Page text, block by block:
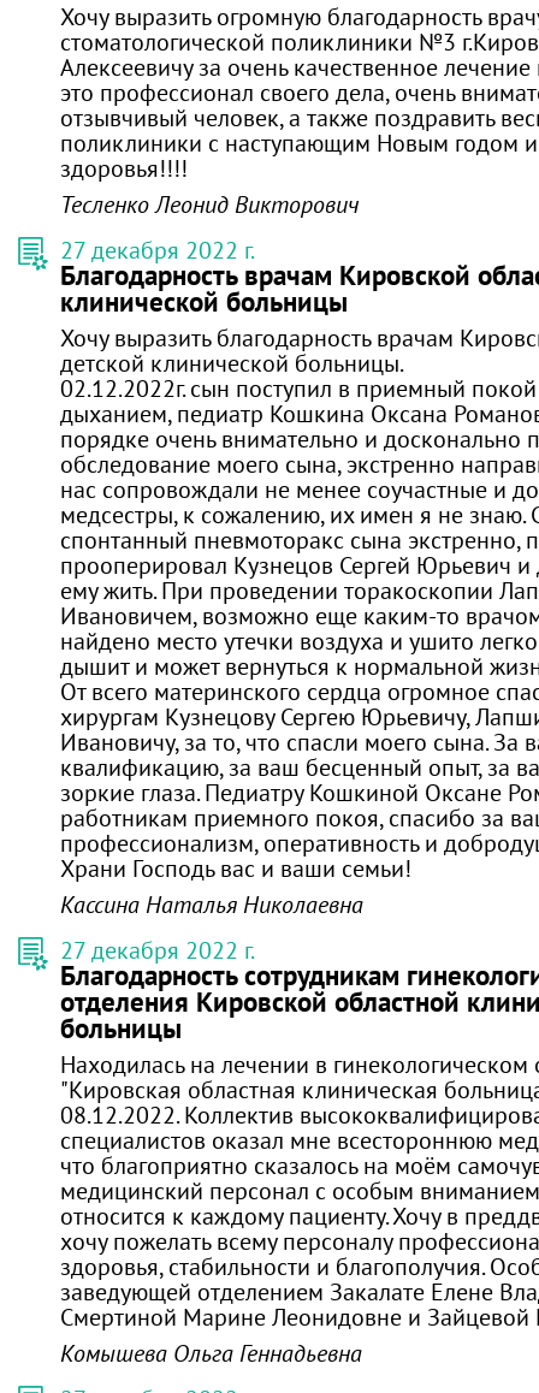
Хочу выразить огромную благодарность
стоматологической поликлиники №3
Алексеевичу за очень качественное
это профессионал своего дела, очень
отзывчивый человек, а также поздравить
поликлиники с наступающим Новым годом
здоровья!!!!
Тесленко Леонид Викторович
27 декабря 2022 г.
Благодарность врачам Кировской
клинической больницы
Хочу выразить благодарность врачам
детской клинической больницы.
02.12.2022г. сын поступил в приемный
дыханием, педиатр Кошкина Оксана
порядке очень внимательно и досконально
обследование моего сына, экстренно
нас сопровождали не менее соучастные и
медсестры, к сожалению, их имен я не знаю.
спонтанный пневмоторакс сына экстренно,
прооперировал Кузнецов Сергей Юрьевич и
ему жить. При проведении торакоскопии
Ивановичем, возможно еще каким-то
найдено место утечки воздуха и ушито
дышит и может вернуться к нормальной
От всего материнского сердца огромное
хирургам Кузнецову Сергею Юрьевичу,
Ивановичу, за то, что спасли моего сына. За
квалификацию, за ваш бесценный опыт, за
зоркие глаза. Педиатру Кошкиной Оксане
работникам приемного покоя, спасибо за
профессионализм, оперативность и
Храни Господь вас и ваши семьи!
Кассина Наталья Николаевна
27 декабря 2022 г.
Благодарность сотрудникам
отделения Кировской областной
больницы
Находилась на лечении в
"Кировская областная клиническая
08.12.2022. Коллектив
специалистов оказал мне всестороннюю
что благоприятно сказалось на моём
медицинский персонал с особым
относится к каждому пациенту. Хочу в
хочу пожелать всему персоналу
здоровья, стабильности и благополучия.
заведующей отделением Закалате Елене
Смертиной Марине Леонидовне и Зайцевой
Комышева Ольга Геннадьевна